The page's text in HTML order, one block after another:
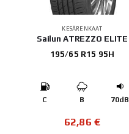
KESÄRENKAAT
Sailun ATREZZO ELITE
195/65 R15 95H
C B 70dB
62,86 €